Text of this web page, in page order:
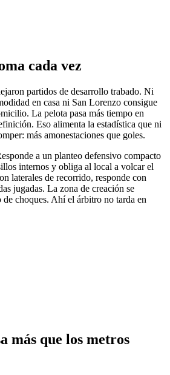
cada vez
partidos de desarrollo trabado. Ni
en casa ni San Lorenzo consigue
La pelota pasa más tiempo en
Eso alimenta la estadística que ni
más amonestaciones que goles.
a un planteo defensivo compacto
internos y obliga al local a volcar el
laterales de recorrido, responde con
jugadas. La zona de creación se
choques. Ahí el árbitro no tarda en
más que los metros